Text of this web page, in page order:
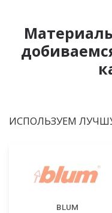
ИСПОЛЬЗУЕМ
BLUM